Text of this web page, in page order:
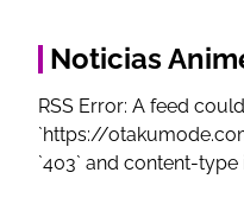
Noticias
RSS Error: A feed
`https://
`403` and content-